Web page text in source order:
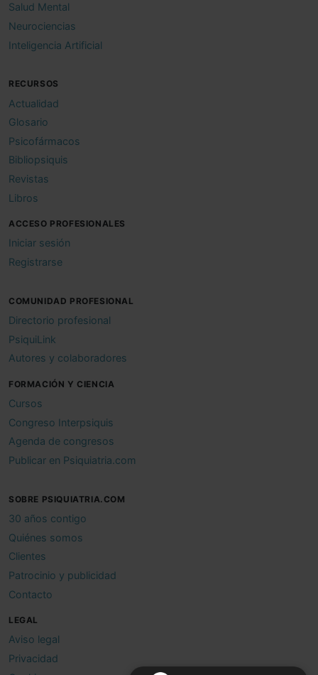
Salud Mental
Neurociencias
Inteligencia Artificial
RECURSOS
Actualidad
Glosario
Psicofármacos
Bibliopsiquis
Revistas
Libros
ACCESO PROFESIONALES
Iniciar sesión
Registrarse
COMUNIDAD PROFESIONAL
Directorio profesional
PsiquiLink
Autores y colaboradores
FORMACIÓN Y CIENCIA
Cursos
Congreso Interpsiquis
Agenda de congresos
Publicar en Psiquiatria.com
SOBRE PSIQUIATRIA.COM
30 años contigo
Quiénes somos
Clientes
Patrocinio y publicidad
Contacto
LEGAL
Aviso legal
Privacidad